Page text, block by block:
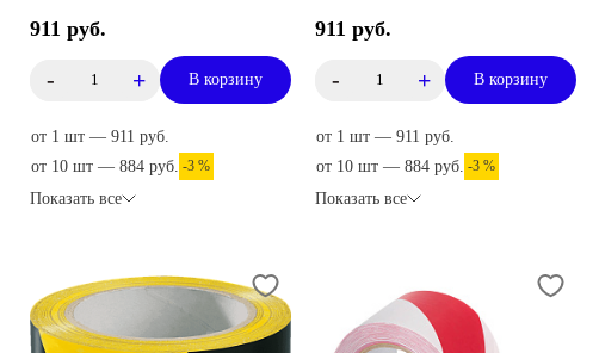
911 руб.
- + В корзину
от 1 шт — 911 руб.
от 10 шт — 884 руб. -3 %
Показать все
911 руб.
- + В корзину
от 1 шт — 911 руб.
от 10 шт — 884 руб. -3 %
Показать все